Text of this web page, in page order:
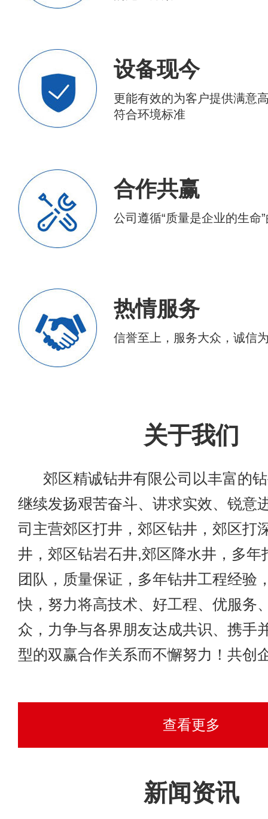
设备现今
更能有效的为客户提供满意
符合环境标准
合作共赢
公司遵循“质量是企业的生命
热情服务
信誉至上，服务大众，诚信
关于我们
郊区精诚钻井有限公司以丰富的钻
继续发扬艰苦奋斗、讲求实效、锐意
司主营郊区打井，郊区钻井，郊区打
井，郊区钻岩石井,郊区降水井，多年
团队，质量保证，多年钻井工程经验
快，努力将高技术、好工程、优服务
众，力争与各界朋友达成共识、携手
型的双赢合作关系而不懈努力！共创
查看更多
新闻资讯